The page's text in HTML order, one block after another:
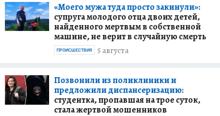
«Моего мужа туда просто закинули»:
супруга молодого отца двоих детей,
найденного мертвым в собственной
машине, не верит в случайную смерть
5 августа
ПРОИСШЕСТВИЯ
Позвонили из поликлиники и
предложили диспансеризацию:
студентка, пропавшая на трое суток,
стала жертвой мошенников